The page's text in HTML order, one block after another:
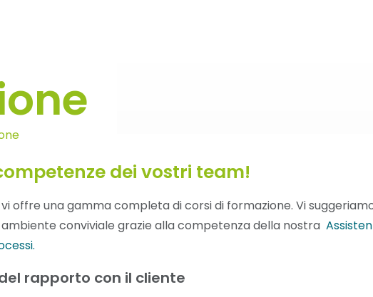
dei vostri team!
offre una gamma completa di corsi di formazione. Vi
conviviale grazie alla competenza della nostra
rapporto con il cliente